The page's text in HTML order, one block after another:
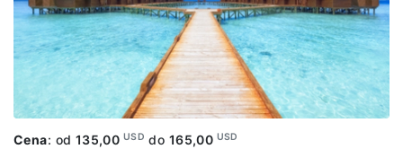
Cena: od 135,00 USD do 165,00 USD